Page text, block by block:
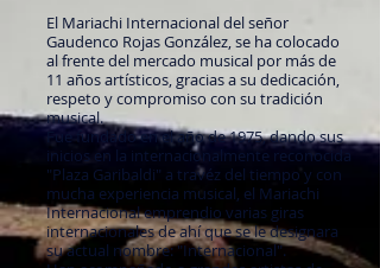
El Mariachi Internacional del señor
Gaudenco Rojas González, se ha colocado
al frente del mercado musical por más de
11 años artísticos, gracias a su dedicación,
respeto y compromiso con su tradición
musical.
Fue fundado en el año de 1975, dando sus
inicios en la internacionalmente reconocida
"Plaza Garibaldi" a travéz del tiempo y con
mucha experiencia musical, el Mariachi
Internacional emprendio varias giras
internacionales de ahí que se le designara
su actual nombre: "Internacional".